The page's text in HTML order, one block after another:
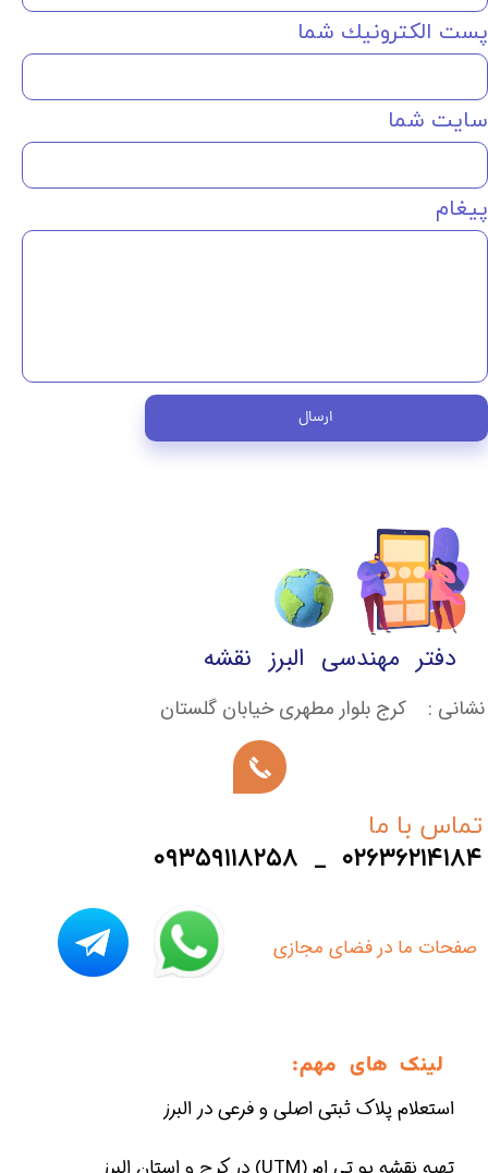
پست الكترونيك شما
سایت شما
پیغام
ارسال
دفتر مهندسی البرز نقشه
نشانی : کرج بلوار مطهری خیابان گلستان
تماس با ما
۰۹۳۵۹۱۱۸۲۵۸ _ ۰۲۶۳۶۲۱۴۱۸۴
​صفحات ما در فضای مجازی
لینک های مهم:
استعلام پلاک ثبتی اصلی و فرعی در البرز